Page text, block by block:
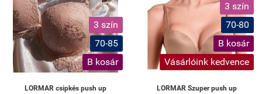
3 szín
70-85
B kosár
LORMAR csipkés push up
3 szín
70-80
B kosár
Vásárlóink kedvence
LORMAR Szuper push up